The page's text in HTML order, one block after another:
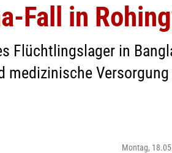
Fall in
Flüchtlingslager in
medizinische
Montag,